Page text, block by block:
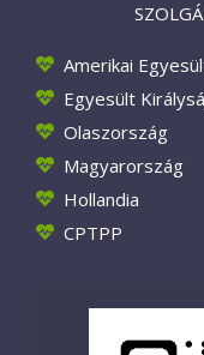
Amerikai
Egyesült
Olaszország
Magyarország
Hollandia
CPTPP